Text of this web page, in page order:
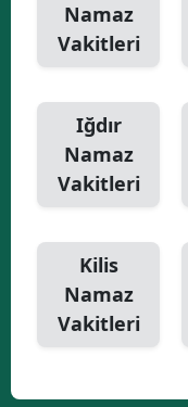
Namaz
Vakitleri
Iğdır
Namaz
Vakitleri
Kilis
Namaz
Vakitleri